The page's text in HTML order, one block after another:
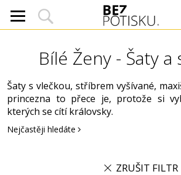
Bílé Ženy - Šaty a
Šaty s vlečkou, stříbrem vyšívané,
princezna to přece je, protože si
kterých se cítí královsky.
Nejčastěji hledáte
ZRUŠIT FILTR